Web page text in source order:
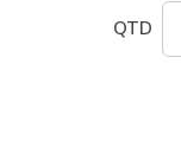
QTD